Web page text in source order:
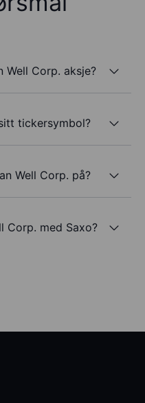
Well Corp. aksje?
tickersymbol?
Well Corp. på?
Corp. med Saxo?